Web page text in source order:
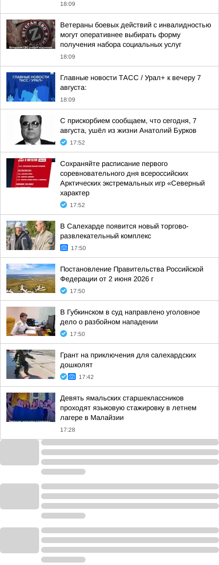
18:09
Ветераны боевых действий с инвалидностью
могут оперативнее выбирать форму
получения набора социальных услуг
18:09
Главные новости ТАСС / Урал+ к вечеру 7
августа:
18:09
С прискорбием сообщаем, что сегодня, 7
августа, ушёл из жизни Анатолий Бурков
17:52
Сохраняйте расписание первого
соревновательного дня всероссийских
Арктических экстремальных игр «Северный
характер
17:52
В Салехарде появится новый торгово-
развлекательный комплекс
17:50
Постановление Правительства Российской
Федерации от 2 июня 2026 г
17:50
В Губкинском в суд направлено уголовное
дело о разбойном нападении
17:50
Грант на приключения для салехардских
дошколят
17:42
Девять ямальских старшеклассников
проходят языковую стажировку в летнем
лагере в Малайзии
17:28